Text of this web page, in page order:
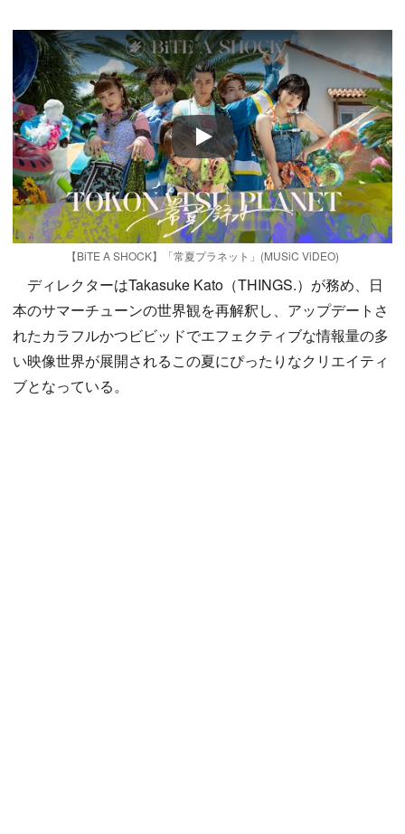
Play
【BiTE A SHOCK】「常夏プラネット」(MUSiC ViDEO)
ディレクターはTakasuke Kato（THINGS.）が務め、日
本のサマーチューンの世界観を再解釈し、アップデートさ
れたカラフルかつビビッドでエフェクティブな情報量の多
い映像世界が展開されるこの夏にぴったりなクリエイティ
ブとなっている。